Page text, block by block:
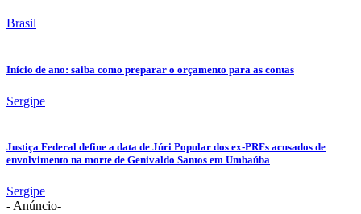
Brasil
Início de ano: saiba como preparar o orçamento para as contas
Sergipe
Justiça Federal define a data de Júri Popular dos ex-PRFs acusados de
envolvimento na morte de Genivaldo Santos em Umbaúba
Sergipe
- Anúncio-